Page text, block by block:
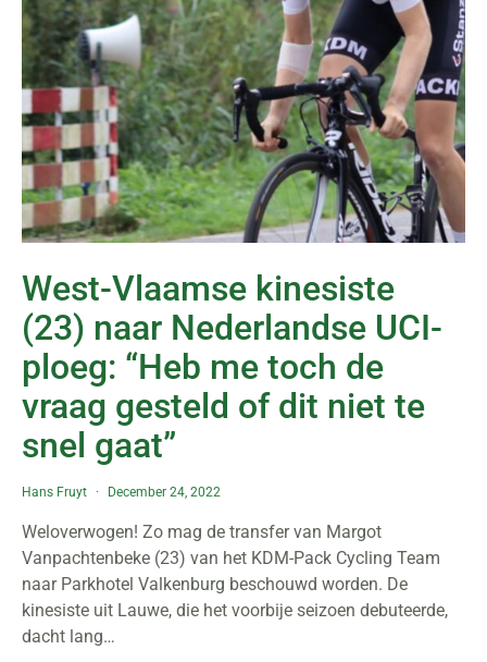
West-Vlaamse kinesiste
(23) naar Nederlandse UCI-
ploeg: “Heb me toch de
vraag gesteld of dit niet te
snel gaat”
Hans Fruyt December 24, 2022
Weloverwogen! Zo mag de transfer van Margot
Vanpachtenbeke (23) van het KDM-Pack Cycling Team
naar Parkhotel Valkenburg beschouwd worden. De
kinesiste uit Lauwe, die het voorbije seizoen debuteerde,
dacht lang…